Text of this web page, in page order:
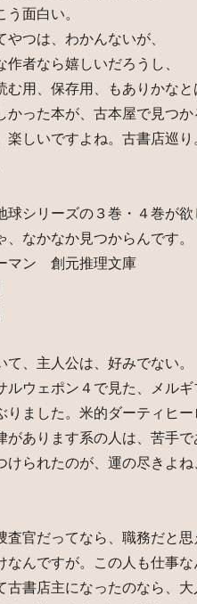
面白い。
つは、わかんないが、
者なら嬉しいだろうし、
む用、保存用、もありかなと
かった本が、古本屋で見つか
楽しいですよね。古書店巡り
球シリーズの３巻・４巻が欲
、なかなか見つからんです。
マン 創元推理文庫
、主人公は、好みでない。
ルウェポン４で見た、メルギ
りました。米的ダーティヒ
があります系の人は、苦手
けられたのが、運の尽きよ
査官だってなら、職務だと思
なんですが。この人も仕事
古書店主になったのなら、大